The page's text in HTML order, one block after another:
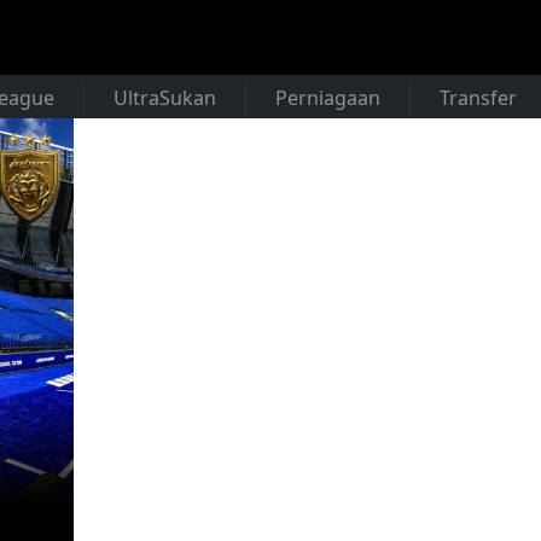
UltraSukan Perniagaan Transfer